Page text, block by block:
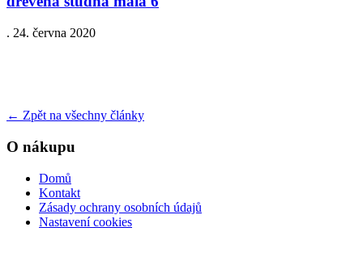
. 24. června 2020
← Zpět na všechny články
O nákupu
Domů
Kontakt
Zásady ochrany osobních údajů
Nastavení cookies